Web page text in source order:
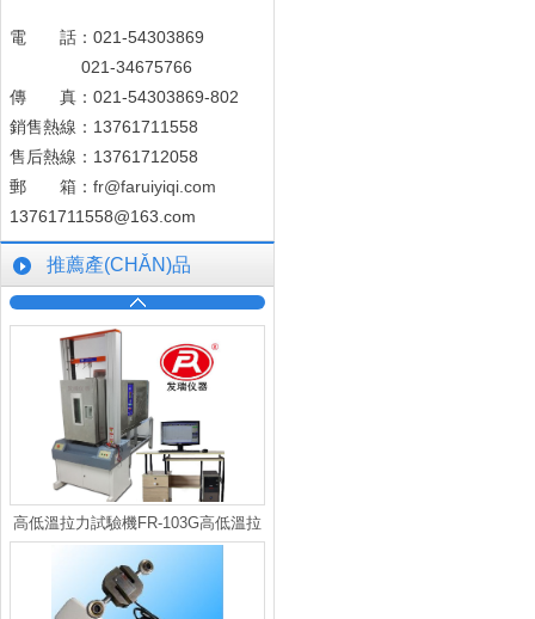
電 話：021-54303869
021-34675766
傳 真：021-54303869-802
銷售熱線：13761711558
售后熱線：13761712058
郵 箱： fr@faruiyiqi.com
13761711558@163.com
推薦產(CHǍN)品
高低溫拉力試驗機FR-103G高低溫拉
力機廠家，拉力機價格報價